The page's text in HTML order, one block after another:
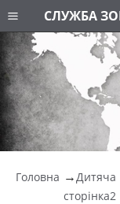
СЛУЖБА
Головна
Дитяча
сторінка2